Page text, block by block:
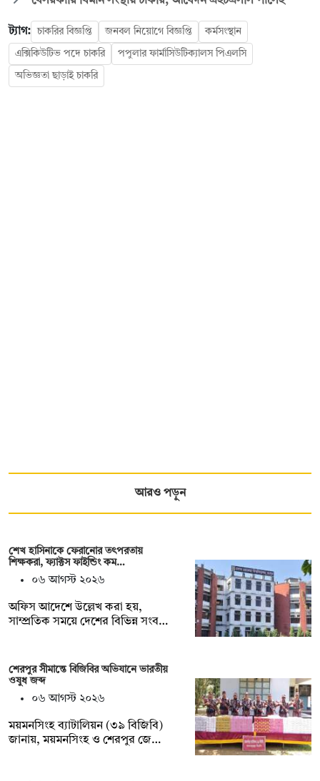
ট্যাগ: চাকরির বিজ্ঞপ্তি জনবল নিয়োগে বিজ্ঞপ্তি কর্মসংস্থান
এক্সিকিউটিভ পদে চাকরি পপুলার ফার্মাসিউটিক্যালস পিএলসি
অভিজ্ঞতা ছাড়াই চাকরি
আরও পড়ুন
শেখ হাসিনাকে ফেরানোর তৎপরতায়
শিক্ষকরা, ফ্যাক্টস ফাইন্ডিং কম…
০৬ আগস্ট ২০২৬
অফিস আদেশে উল্লেখ করা হয়,
সাম্প্রতিক সময়ে দেশের বিভিন্ন সংব…
শেরপুর সীমান্তে বিজিবির অভিযানে ভারতীয়
ওষুধ জব্দ
০৬ আগস্ট ২০২৬
ময়মনসিংহ ব্যাটালিয়ন (৩৯ বিজিবি)
জানায়, ময়মনসিংহ ও শেরপুর জে…